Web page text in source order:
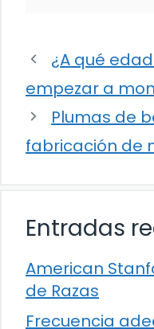
¿A qué
empezar a
Plumas de
fabricación de
Entradas
American
de Razas
Frecuencia